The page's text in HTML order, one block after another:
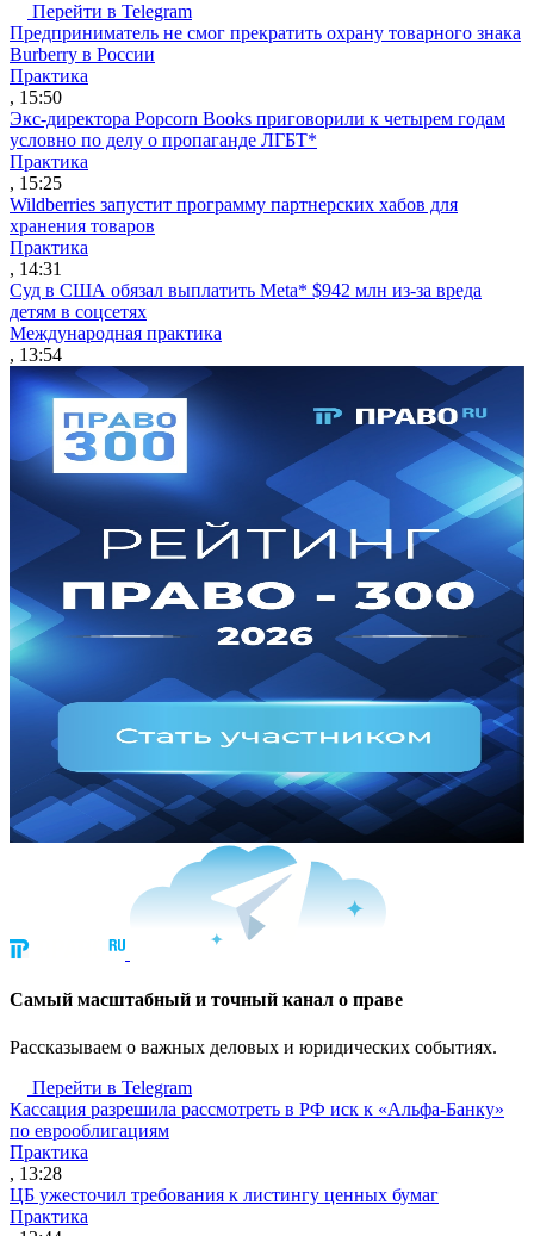
Перейти в Telegram
Предприниматель не смог прекратить охрану товарного знака
Burberry в России
Практика
, 15:50
Экс-директора Popcorn Books приговорили к четырем годам
условно по делу о пропаганде ЛГБТ*
Практика
, 15:25
Wildberries запустит программу партнерских хабов для
хранения товаров
Практика
, 14:31
Суд в США обязал выплатить Meta* $942 млн из-за вреда
детям в соцсетях
Международная практика
, 13:54
Cамый масштабный и точный канал о праве
Рассказываем о важных деловых и юридических событиях.
Перейти в Telegram
Кассация разрешила рассмотреть в РФ иск к «Альфа-Банку»
по еврооблигациям
Практика
, 13:28
ЦБ ужесточил требования к листингу ценных бумаг
Практика